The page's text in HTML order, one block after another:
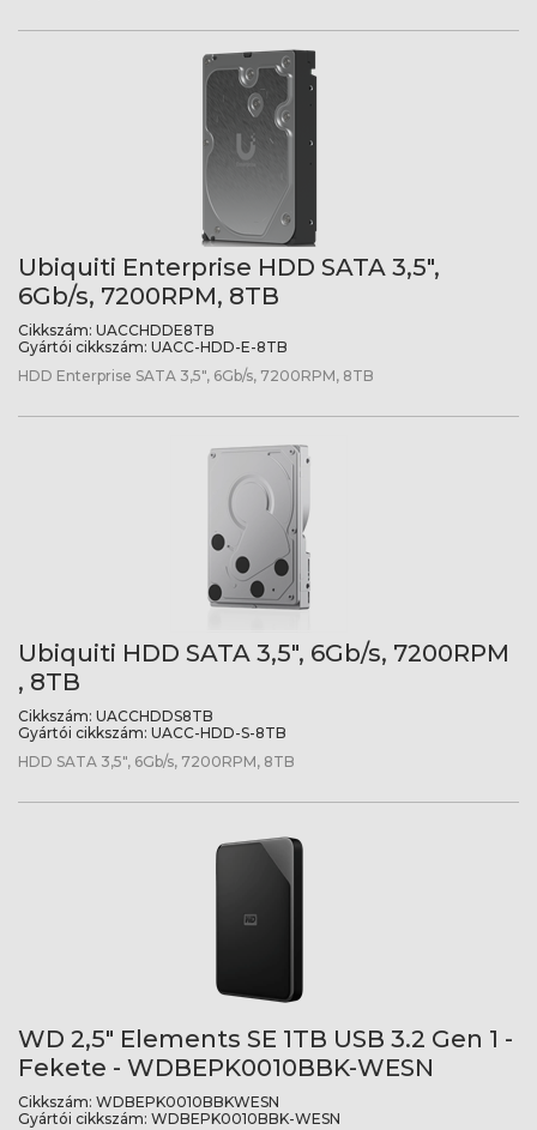
Ubiquiti Enterprise HDD SATA 3,5",
6Gb/s, 7200RPM, 8TB
Cikkszám: UACCHDDE8TB
Gyártói cikkszám: UACC-HDD-E-8TB
HDD Enterprise SATA 3,5", 6Gb/s, 7200RPM, 8TB
Ubiquiti HDD SATA 3,5", 6Gb/s, 7200RPM
, 8TB
Cikkszám: UACCHDDS8TB
Gyártói cikkszám: UACC-HDD-S-8TB
HDD SATA 3,5", 6Gb/s, 7200RPM, 8TB
WD 2,5" Elements SE 1TB USB 3.2 Gen 1 -
Fekete - WDBEPK0010BBK-WESN
Cikkszám: WDBEPK0010BBKWESN
Gyártói cikkszám: WDBEPK0010BBK-WESN